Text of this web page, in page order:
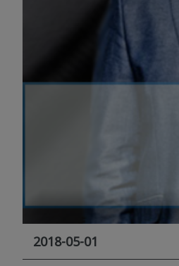
2018-05-01